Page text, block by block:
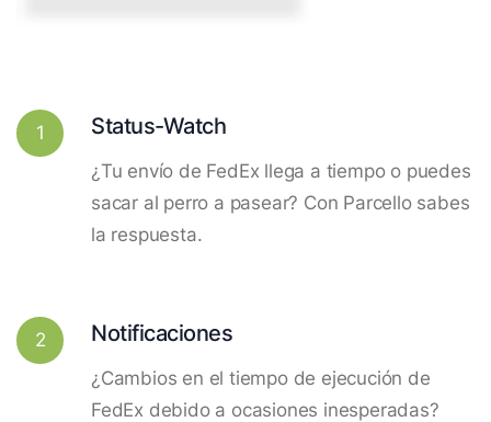
1 Status-Watch
¿Tu envío de FedEx llega a tiempo o puedes
sacar al perro a pasear? Con Parcello sabes
la respuesta.
2 Notificaciones
¿Cambios en el tiempo de ejecución de
FedEx debido a ocasiones inesperadas?